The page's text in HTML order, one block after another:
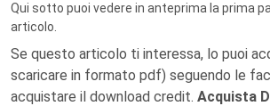
Qui sotto puoi vedere in anteprima la prima
articolo.
Se questo articolo ti interessa, lo puoi
scaricare in formato pdf) seguendo le
acquistare il download credit. Acquista